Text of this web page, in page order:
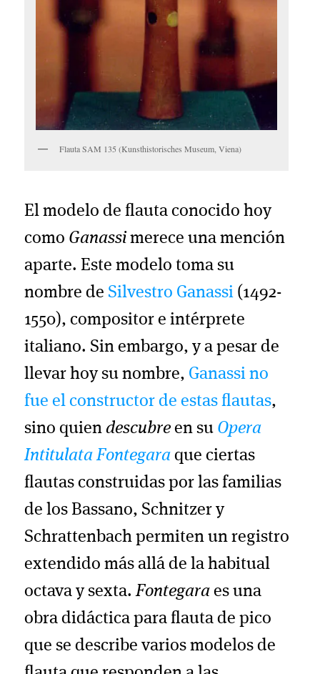
Flauta SAM 135 (Kunsthistorisches Museum, Viena)
El modelo de flauta conocido hoy
como Ganassi merece una mención
aparte. Este modelo toma su
nombre de Silvestro Ganassi (1492-
1550), compositor e intérprete
italiano. Sin embargo, y a pesar de
llevar hoy su nombre, Ganassi no
fue el constructor de estas flautas,
sino quiendescubre en su Opera
Intitulata Fontegara que ciertas
flautas construidas por las familias
de los Bassano, Schnitzer y
Schrattenbach permiten un registro
extendido más allá de la habitual
octava y sexta.Fontegara es una
obra didáctica para flauta de pico
que se describe varios modelos de